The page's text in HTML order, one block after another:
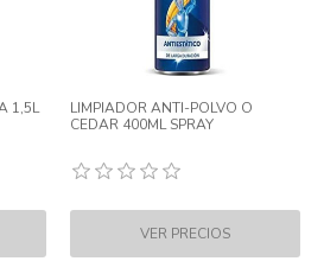
1,5L
LIMPIADOR ANTI-POLVO O
CEDAR 400ML SPRAY